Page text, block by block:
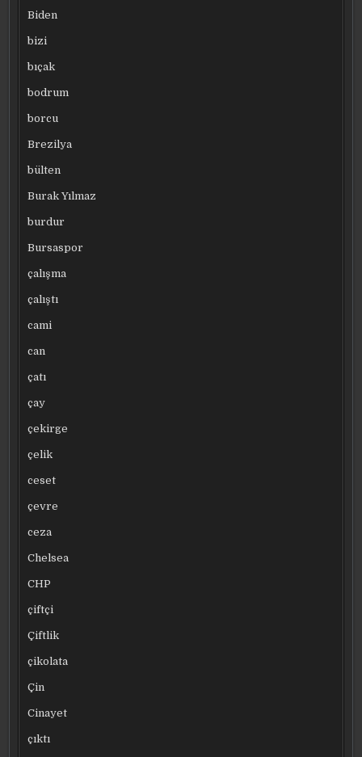
Biden
bizi
bıçak
bodrum
borcu
Brezilya
bülten
Burak Yılmaz
burdur
Bursaspor
çalışma
çalıştı
cami
can
çatı
çay
çekirge
çelik
ceset
çevre
ceza
Chelsea
CHP
çiftçi
Çiftlik
çikolata
Çin
Cinayet
çıktı